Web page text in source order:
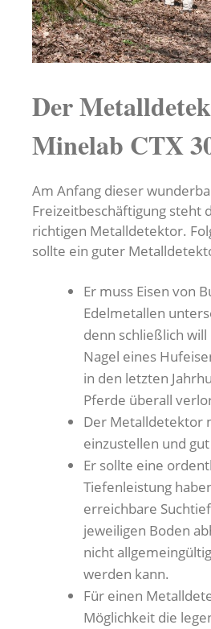
Der
Minelab CTX
Am Anfang dieser
Freizeitbeschäftigung steht
richtigen Metalldetektor.
sollte ein guter
Er muss Eisen von
Edelmetallen
denn schließlich
Nagel eines
in den letzten
Pferde überall
Der Metalldetektor
einzustellen und
Er sollte eine
Tiefenleistung
erreichbare
jeweiligen Boden
nicht
werden kann.
Für einen
Möglichkeit die